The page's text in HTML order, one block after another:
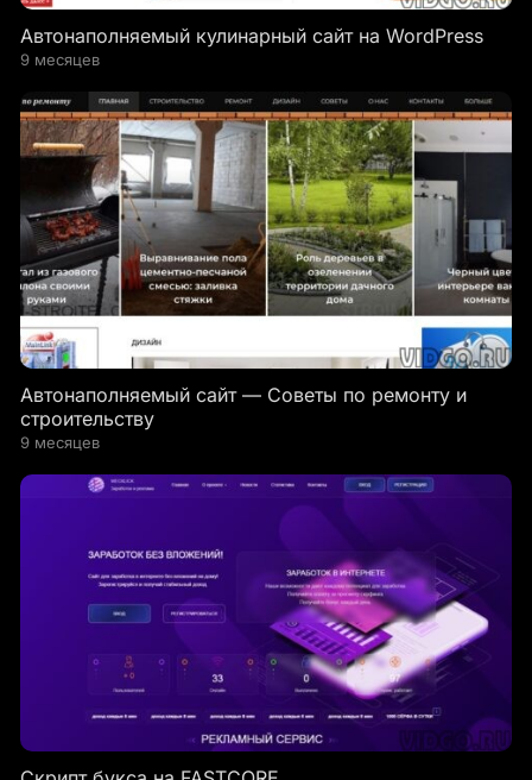
Автонаполняемый кулинарный сайт на WordPress
9 месяцев
Автонаполняемый сайт — Советы по ремонту и
строительству
9 месяцев